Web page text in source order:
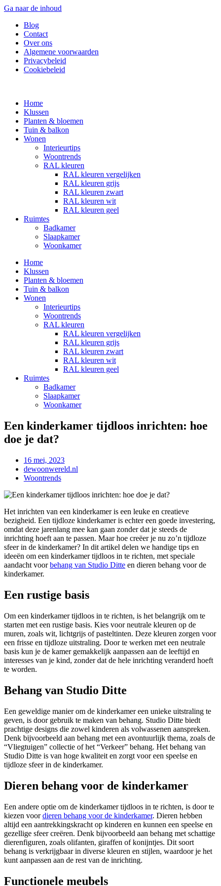
Ga naar de inhoud
Blog
Contact
Over ons
Algemene voorwaarden
Privacybeleid
Cookiebeleid
Home
Klussen
Planten & bloemen
Tuin & balkon
Wonen
Interieurtips
Woontrends
RAL kleuren
RAL kleuren vergelijken
RAL kleuren grijs
RAL kleuren zwart
RAL kleuren wit
RAL kleuren geel
Ruimtes
Badkamer
Slaapkamer
Woonkamer
Home
Klussen
Planten & bloemen
Tuin & balkon
Wonen
Interieurtips
Woontrends
RAL kleuren
RAL kleuren vergelijken
RAL kleuren grijs
RAL kleuren zwart
RAL kleuren wit
RAL kleuren geel
Ruimtes
Badkamer
Slaapkamer
Woonkamer
Een kinderkamer tijdloos inrichten: hoe
doe je dat?
16 mei, 2023
dewoonwereld.nl
Woontrends
Het inrichten van een kinderkamer is een leuke en creatieve
bezigheid. Een tijdloze kinderkamer is echter een goede investering,
omdat deze jarenlang mee kan gaan zonder dat je steeds de
inrichting hoeft aan te passen. Maar hoe creëer je nu zo’n tijdloze
sfeer in de kinderkamer? In dit artikel delen we handige tips en
ideeën om een kinderkamer tijdloos in te richten, met speciale
aandacht voorbehang van Studio Ditte en dieren behang voor de
kinderkamer.
Een rustige basis
Om een kinderkamer tijdloos in te richten, is het belangrijk om te
starten met een rustige basis. Kies voor neutrale kleuren op de
muren, zoals wit, lichtgrijs of pasteltinten. Deze kleuren zorgen voor
een frisse en tijdloze uitstraling. Door te werken met een neutrale
basis kun je de kamer gemakkelijk aanpassen aan de leeftijd en
interesses van je kind, zonder dat de hele inrichting veranderd hoeft
te worden.
Behang van Studio Ditte
Een geweldige manier om de kinderkamer een unieke uitstraling te
geven, is door gebruik te maken van behang. Studio Ditte biedt
prachtige designs die zowel kinderen als volwassenen aanspreken.
Denk bijvoorbeeld aan behang met een avontuurlijk thema, zoals de
“Vliegtuigen” collectie of het “Verkeer” behang. Het behang van
Studio Ditte is van hoge kwaliteit en zorgt voor een speelse en
tijdloze sfeer in de kinderkamer.
Dieren behang voor de kinderkamer
Een andere optie om de kinderkamer tijdloos in te richten, is door te
kiezen voordieren behang voor de kinderkamer. Dieren hebben
altijd een aantrekkingskracht op kinderen en kunnen een speelse en
gezellige sfeer creëren. Denk bijvoorbeeld aan behang met schattige
dierenfiguren, zoals olifanten, giraffen of konijntjes. Dit soort
behang is verkrijgbaar in diverse kleuren en stijlen, waardoor je het
kunt aanpassen aan de rest van de inrichting.
Functionele meubels